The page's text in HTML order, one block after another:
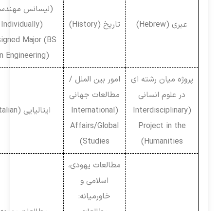
عبری (Hebrew) تاریخ (History)
(لیسانس مهندسی)
(Individually
Designed Major (BS
in Engineering))
پروژه میان رشته ای
در علوم انسانی
(Interdisciplinary
Project in the
Humanities)
امور بین الملل /
مطالعات جهانی
(International
Affairs/Global
Studies)
ایتالیایی (Italian)
مطالعات یهودی،
اسلامی و
خاورمیانه: